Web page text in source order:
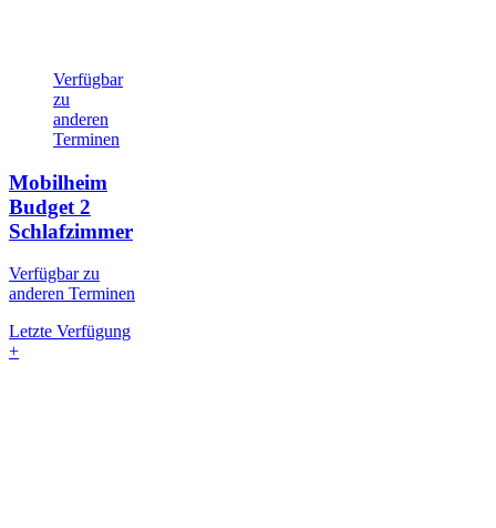
Verfügbar
zu
anderen
Terminen
Mobilheim
Budget 2
Schlafzimmer
Verfügbar zu
anderen Terminen
Letzte Verfügung
+